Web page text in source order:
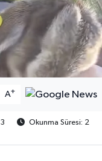
A+
3
Okunma Süresi: 2